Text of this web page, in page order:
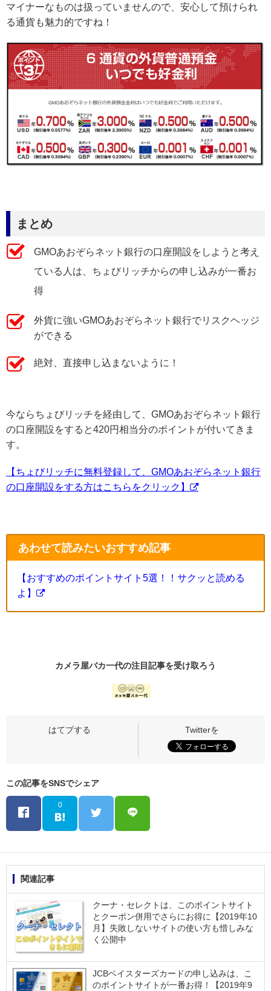
マイナーなものは扱っていませんので、安心して預けられ
る通貨も魅力的ですね！
まとめ
GMOあおぞらネット銀行の口座開設をしようと考え
ている人は、ちょびリッチからの申し込みが一番お
得
外貨に強いGMOあおぞらネット銀行でリスクヘッジ
ができる
絶対、直接申し込まないように！
今ならちょびリッチを経由して、GMOあおぞらネット銀行
の口座開設をすると420円相当分のポイントが付いてきま
す。
【ちょびリッチに無料登録して、GMOあおぞらネット銀行
の口座開設をする方はこちらをクリック】
あわせて読みたいおすすめ記事
【おすすめのポイントサイト5選！！サクッと読める
よ】
カメラ屋バカ一代の注目記事を受け取ろう
この記事をSNSでシェア
0
関連記事
クーナ・セレクトは、このポイントサイト
とクーポン併用でさらにお得に【2019年10
月】失敗しないサイトの使い方も惜しみな
く公開中
JCBベイスターズカードの申し込みは、こ
のポイントサイトが一番お得！【2019年9